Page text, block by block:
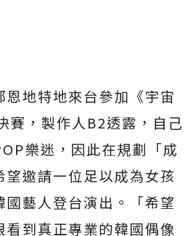
地特地來台參加《宇宙
賽，製作人B2透露，自己
樂迷，因此在規劃「成
望邀請一位足以成為女孩
藝人登台演出。「希望
看到真正專業的韓國偶像